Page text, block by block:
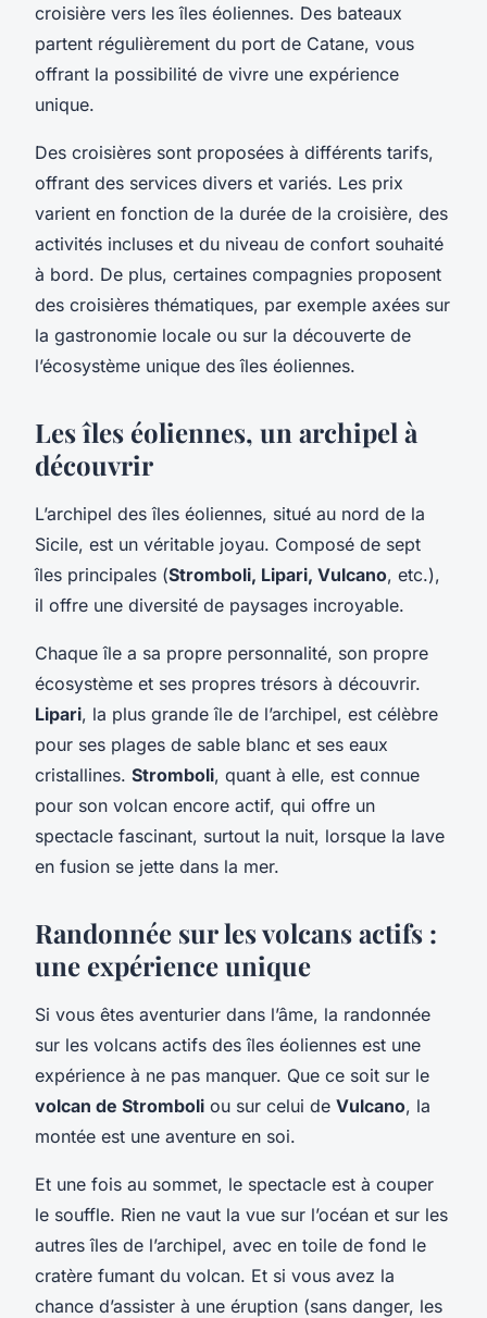
croisière vers les îles éoliennes. Des bateaux
partent régulièrement du port de Catane, vous
offrant la possibilité de vivre une expérience
unique.
Des croisières sont proposées à différents tarifs,
offrant des services divers et variés. Les prix
varient en fonction de la durée de la croisière, des
activités incluses et du niveau de confort souhaité
à bord. De plus, certaines compagnies proposent
des croisières thématiques, par exemple axées sur
la gastronomie locale ou sur la découverte de
l’écosystème unique des îles éoliennes.
Les îles éoliennes, un archipel à
découvrir
L’archipel des îles éoliennes, situé au nord de la
Sicile, est un véritable joyau. Composé de sept
îles principales (Stromboli, Lipari, Vulcano, etc.),
il offre une diversité de paysages incroyable.
Chaque île a sa propre personnalité, son propre
écosystème et ses propres trésors à découvrir.
Lipari, la plus grande île de l’archipel, est célèbre
pour ses plages de sable blanc et ses eaux
cristallines. Stromboli, quant à elle, est connue
pour son volcan encore actif, qui offre un
spectacle fascinant, surtout la nuit, lorsque la lave
en fusion se jette dans la mer.
Randonnée sur les volcans actifs :
une expérience unique
Si vous êtes aventurier dans l’âme, la randonnée
sur les volcans actifs des îles éoliennes est une
expérience à ne pas manquer. Que ce soit sur le
volcan de Stromboli ou sur celui de Vulcano, la
montée est une aventure en soi.
Et une fois au sommet, le spectacle est à couper
le souffle. Rien ne vaut la vue sur l’océan et sur les
autres îles de l’archipel, avec en toile de fond le
cratère fumant du volcan. Et si vous avez la
chance d’assister à une éruption (sans danger, les